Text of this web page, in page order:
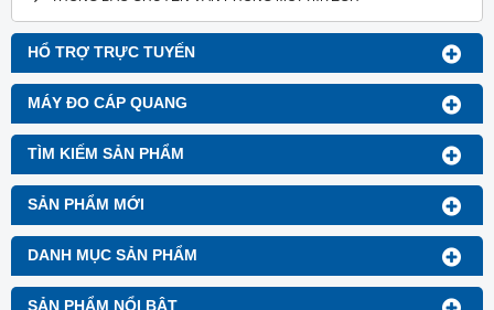
HỔ TRỢ TRỰC TUYẾN
MÁY ĐO CÁP QUANG
TÌM KIẾM SẢN PHẨM
SẢN PHẨM MỚI
DANH MỤC SẢN PHẨM
SẢN PHẨM NỔI BẬT